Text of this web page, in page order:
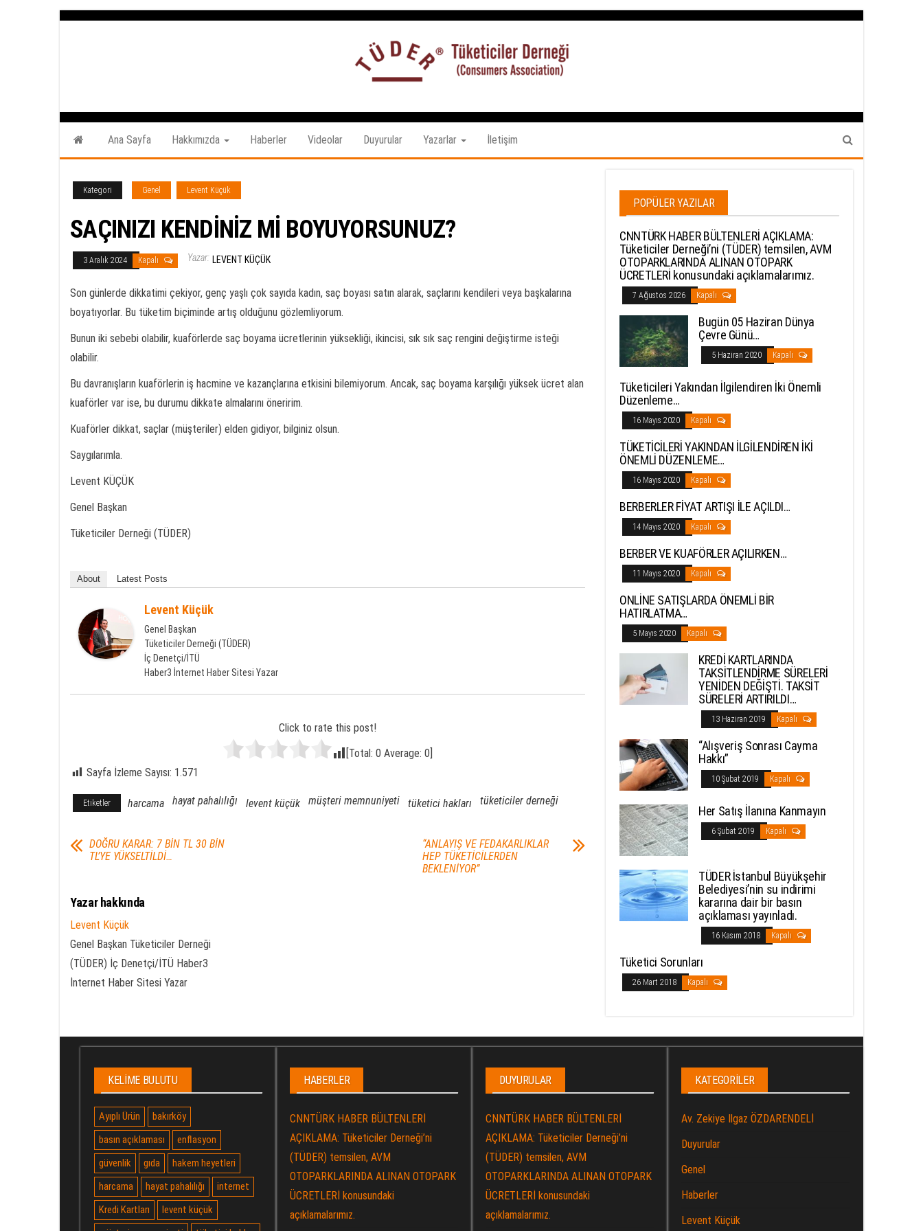
İçeriğe
Tüketiciler
Derneği
tuketicilerdernegi.org.tr
Ana Sayfa Hakkımızda Haberler Videolar Duyurular Yazarlar İletişim
Kategori Genel Levent Küçük
SAÇINIZI KENDİNİZ Mİ BOYUYORSUNUZ?
3 Aralık 2024 Kapalı Yazar: LEVENT KÜÇÜK
Son günlerde dikkatimi çekiyor, genç yaşlı çok sayıda kadın, saç boyası satın alarak, saçlarını kendileri veya başkalarına
boyatıyorlar. Bu tüketim biçiminde artış olduğunu gözlemliyorum.
Bunun iki sebebi olabilir, kuaförlerde saç boyama ücretlerinin yüksekliği, ikincisi, sık sık saç rengini değiştirme isteği
olabilir.
Bu davranışların kuaförlerin iş hacmine ve kazançlarına etkisini bilemiyorum. Ancak, saç boyama karşılığı yüksek ücret alan
kuaförler var ise, bu durumu dikkate almalarını öneririm.
Kuaförler dikkat, saçlar (müşteriler) elden gidiyor, bilginiz olsun.
Saygılarımla.
Levent KÜÇÜK
Genel Başkan
Tüketiciler Derneği (TÜDER)
About Latest Posts
Levent Küçük
Genel Başkan
Tüketiciler Derneği (TÜDER)
İç Denetçi/İTÜ
Haber3 İnternet Haber Sitesi Yazar
Click to rate this post!
[Total: 0 Average: 0]
Sayfa İzleme Sayısı: 1.571
Etiketler harcama hayat pahalılığı levent küçük müşteri memnuniyeti tüketici hakları tüketiciler derneği
DOĞRU KARAR: 7 BİN TL 30 BİN
TL’YE YÜKSELTİLDİ…
“ANLAYIŞ VE FEDAKARLIKLAR
HEP TÜKETİCİLERDEN
BEKLENİYOR”
Yazar hakkında
Levent Küçük
Genel Başkan Tüketiciler Derneği
(TÜDER) İç Denetçi/İTÜ Haber3
İnternet Haber Sitesi Yazar
POPÜLER YAZILAR
CNNTÜRK HABER BÜLTENLERİ AÇIKLAMA:
Tüketiciler Derneği’ni (TÜDER) temsilen, AVM
OTOPARKLARINDA ALINAN OTOPARK
ÜCRETLERİ konusundaki açıklamalarımız.
7 Ağustos 2026 Kapalı
Bugün 05 Haziran Dünya
Çevre Günü…
5 Haziran 2020 Kapalı
Tüketicileri Yakından İlgilendiren İki Önemli
Düzenleme…
16 Mayıs 2020 Kapalı
TÜKETİCİLERİ YAKINDAN İLGİLENDİREN İKİ
ÖNEMLİ DÜZENLEME…
16 Mayıs 2020 Kapalı
BERBERLER FİYAT ARTIŞI İLE AÇILDI…
14 Mayıs 2020 Kapalı
BERBER VE KUAFÖRLER AÇILIRKEN…
11 Mayıs 2020 Kapalı
ONLİNE SATIŞLARDA ÖNEMLİ BİR
HATIRLATMA…
5 Mayıs 2020 Kapalı
KREDİ KARTLARINDA
TAKSİTLENDİRME SÜRELERİ
YENİDEN DEĞİŞTİ. TAKSİT
SÜRELERİ ARTIRILDI…
13 Haziran 2019 Kapalı
“Alışveriş Sonrası Cayma
Hakkı”
10 Şubat 2019 Kapalı
Her Satış İlanına Kanmayın
6 Şubat 2019 Kapalı
TÜDER İstanbul Büyükşehir
Belediyesi’nin su indirimi
kararına dair bir basın
açıklaması yayınladı.
16 Kasım 2018 Kapalı
Tüketici Sorunları
26 Mart 2018 Kapalı
KELIME BULUTU
Ayıplı Ürün
bakırköy
basın açıklaması
enflasyon
güvenlik
gıda
hakem heyetleri
harcama
hayat pahalılığı
internet
Kredi Kartları
levent küçük
HABERLER
CNNTÜRK HABER BÜLTENLERİ
AÇIKLAMA: Tüketiciler Derneği’ni
(TÜDER) temsilen, AVM
OTOPARKLARINDA ALINAN OTOPARK
ÜCRETLERİ konusundaki
açıklamalarımız.
DUYURULAR
CNNTÜRK HABER BÜLTENLERİ
AÇIKLAMA: Tüketiciler Derneği’ni
(TÜDER) temsilen, AVM
OTOPARKLARINDA ALINAN OTOPARK
ÜCRETLERİ konusundaki
açıklamalarımız.
KATEGORILER
Av. Zekiye Ilgaz ÖZDARENDELİ
Duyurular
Genel
Haberler
Levent Küçük